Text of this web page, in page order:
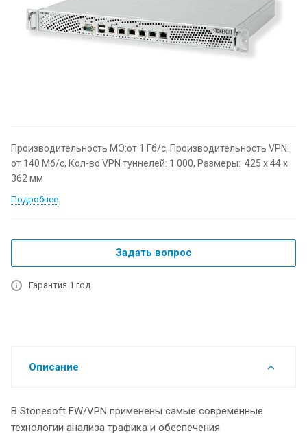
Производительность МЭ:от 1 Гб/с, Производительность VPN:
от 140 Мб/с, Кол-во VPN туннелей: 1 000, Размеры: 425 x 44 x
362 мм
Подробнее
Задать вопрос
Гарантия 1 год
Описание
В Stonesoft FW/VPN применены самые современные
технологии анализа трафика и обеспечения